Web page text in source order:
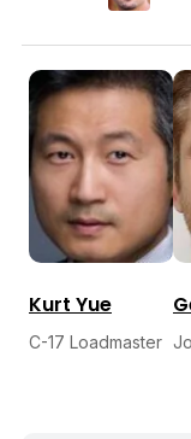
Kurt Yue
C-17 Loadmaster